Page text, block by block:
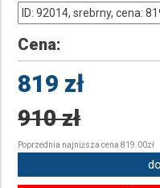
Cena:
819 zł
910 zł
Poprzednia najniższa cena 819.00zł